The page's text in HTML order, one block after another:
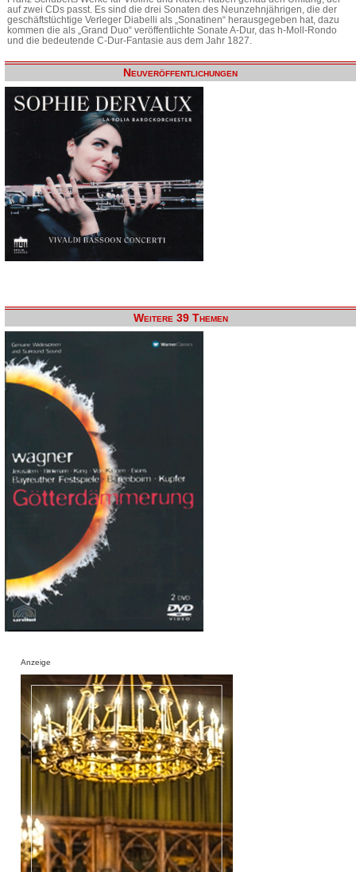
auf zwei CDs passt. Es sind die drei Sonaten des Neunzehnjährigen, die der
geschäftstüchtige Verleger Diabelli als „Sonatinen“ herausgegeben hat, dazu
kommen die als „Grand Duo“ veröffentlichte Sonate A-Dur, das h-Moll-Rondo
und die bedeutende C-Dur-Fantasie aus dem Jahr 1827.
Neuveröffentlichungen
Weitere 39 Themen
Anzeige